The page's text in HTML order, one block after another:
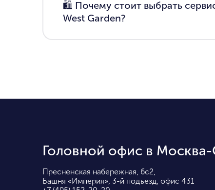
🛍 Почему стоит выбрать
West Garden?
Головной офис в
Пресненская набережная, 6с2,
Башня «Империя», 3-й подъезд, офис 431